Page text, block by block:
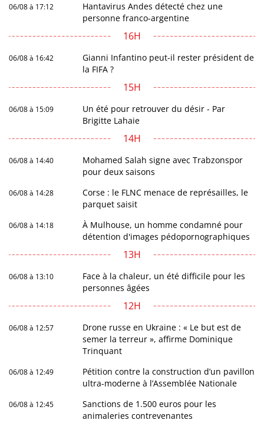
06/08 à 17:12
Hantavirus Andes détecté chez une
personne franco-argentine
16H
06/08 à 16:42
Gianni Infantino peut-il rester président de
la FIFA ?
15H
06/08 à 15:09
Un été pour retrouver du désir - Par
Brigitte Lahaie
14H
06/08 à 14:40
Mohamed Salah signe avec Trabzonspor
pour deux saisons
06/08 à 14:28
Corse : le FLNC menace de représailles, le
parquet saisit
06/08 à 14:18
À Mulhouse, un homme condamné pour
détention d'images pédopornographiques
13H
06/08 à 13:10
Face à la chaleur, un été difficile pour les
personnes âgées
12H
06/08 à 12:57
Drone russe en Ukraine : « Le but est de
semer la terreur », affirme Dominique
Trinquant
06/08 à 12:49
Pétition contre la construction d’un pavillon
ultra-moderne à l’Assemblée Nationale
06/08 à 12:45
Sanctions de 1.500 euros pour les
animaleries contrevenantes